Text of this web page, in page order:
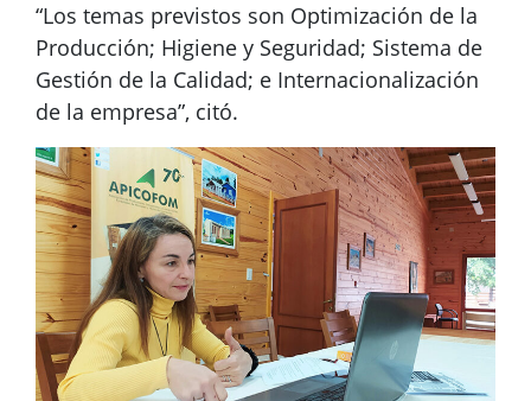
“Los temas previstos son Optimización de la
Producción; Higiene y Seguridad; Sistema de
Gestión de la Calidad; e Internacionalización
de la empresa”, citó.